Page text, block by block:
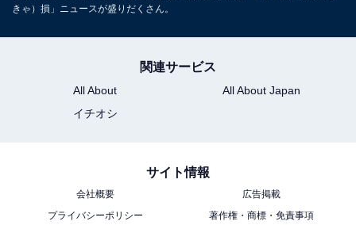
きゃ）損」ニュースが盛りだくさん。
関連サービス
All About
All About Japan
イチオシ
サイト情報
会社概要
広告掲載
プライバシーポリシー
著作権・商標・免責事項